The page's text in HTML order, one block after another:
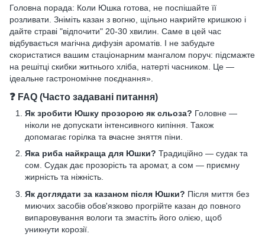
Головна порада: Коли Юшка готова, не поспішайте її
розливати. Зніміть казан з вогню, щільно накрийте кришкою і
дайте страві "відпочити" 20-30 хвилин. Саме в цей час
відбувається магічна дифузія ароматів. І не забудьте
скористатися вашим стаціонарним мангалом поруч: підсмажте
на решітці скибки житнього хліба, натерті часником. Це —
ідеальне гастрономічне поєднання».
❓ FAQ (Часто задавані питання)
Як зробити Юшку прозорою як сльоза? Головне —
ніколи не допускати інтенсивного кипіння. Також
допомагає горілка та вчасне зняття піни.
Яка риба найкраща для Юшки? Традиційно — судак та
сом. Судак дає прозорість та аромат, а сом — приємну
жирність та ніжність.
Як доглядати за казаном після Юшки? Після миття без
миючих засобів обов'язково прогрійте казан до повного
випаровування вологи та змастіть його олією, щоб
уникнути корозії.